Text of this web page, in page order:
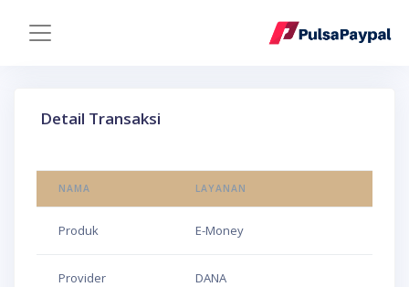
Detail Transaksi
NAMA LAYANAN
Produk E-Money
Provider DANA